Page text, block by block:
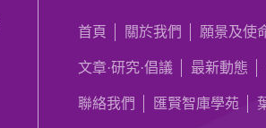
首頁 關於我們 願景及使
文章·研究·倡議 最新動態
聯絡我們 匯賢智庫學苑